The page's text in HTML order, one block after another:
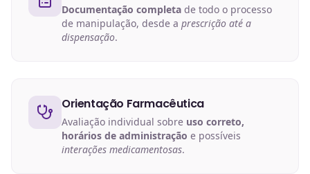
Documentação completa de todo o processo
de manipulação, desde a prescrição até a
dispensação.
Orientação Farmacêutica
Avaliação individual sobre uso correto,
horários de administração e possíveis
interações medicamentosas.